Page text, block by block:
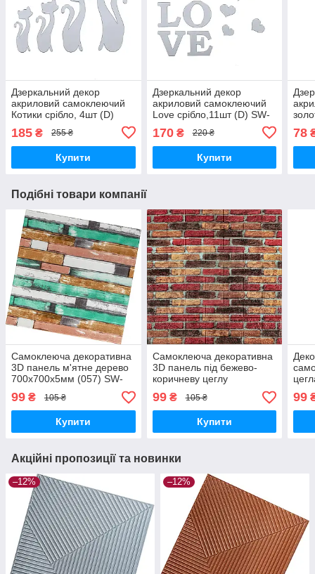
Дзеркальний декор
акриловий самоклеючий
Котики срібло, 4шт (D)
185 ₴ 255 ₴
Купити
Дзеркальний декор
акриловий самоклеючий
Love срібло,11шт (D) SW-
170₴ 220 ₴
Купити
78
Подібні товари компанії
Самоклеюча декоративна
3D панель м'ятне дерево
700x700x5мм (057) SW-
00000238
99 ₴ 105 ₴
Купити
Самоклеюча декоративна
3D панель під бежево-
коричневу цеглу
катеринослав
700х770х5мм (047) SW-
00000026
99₴ 105 ₴
Купити
99
Акційні пропозиції та новинки
–12% –12%